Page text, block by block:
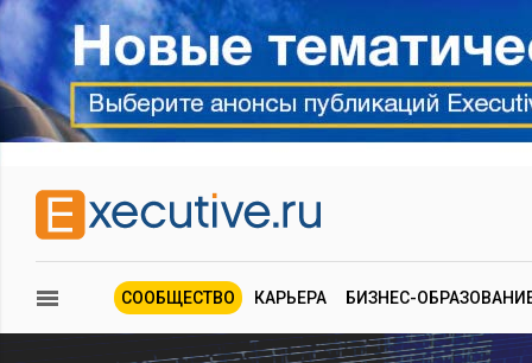
СООБЩЕСТВО КАРЬЕРА БИЗНЕС-